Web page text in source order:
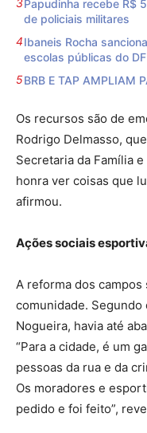
Papudinha recebe R$
de policiais militares
Ibaneis Rocha
escolas públicas do DF
BRB E TAP AMPLIAM
Os recursos são de
Rodrigo Delmasso,
Secretaria da Família
honra ver coisas que
afirmou.
Ações sociais
A reforma dos
comunidade.
Nogueira, havia até
“Para a cidade, é um
pessoas da rua e da
Os moradores e
pedido e foi feito”,